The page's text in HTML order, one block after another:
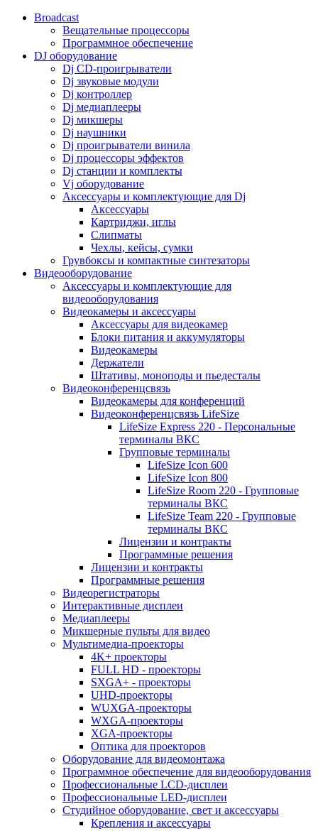
Broadcast
Вещательные процессоры
Программное обеспечение
DJ оборудование
Dj CD-проигрыватели
Dj звуковые модули
Dj контроллер
Dj медиаплееры
Dj микшеры
Dj наушники
Dj проигрыватели винила
Dj процессоры эффектов
Dj станции и комплекты
Vj оборудование
Аксессуары и комплектующие для Dj
Аксессуары
Картриджи, иглы
Слипматы
Чехлы, кейсы, сумки
Грувбоксы и компактные синтезаторы
Видеооборудование
Аксессуары и комплектующие для
видеооборудования
Видеокамеры и аксессуары
Аксессуары для видеокамер
Блоки питания и аккумуляторы
Видеокамеры
Держатели
Штативы, моноподы и пьедесталы
Видеоконференцсвязь
Видеокамеры для конференций
Видеоконференцсвязь LifeSize
LifeSize Express 220 - Персональные
терминалы ВКС
Групповые терминалы
LifeSize Icon 600
LifeSize Icon 800
LifeSize Room 220 - Групповые
терминалы ВКС
LifeSize Team 220 - Групповые
терминалы ВКС
Лицензии и контракты
Программные решения
Лицензии и контракты
Программные решения
Видеорегистраторы
Интерактивные дисплеи
Медиаплееры
Микшерные пульты для видео
Мультимедиа-проекторы
4K+ проекторы
FULL HD - проекторы
SXGA+ - проекторы
UHD-проекторы
WUXGA-проекторы
WXGA-проекторы
XGA-проекторы
Оптика для проекторов
Оборудование для видеомонтажа
Программное обеспечение для видеооборудования
Профессиональные LCD-дисплеи
Профессиональные LED-дисплеи
Студийное оборудование, свет и аксессуары
Крепления и аксессуары